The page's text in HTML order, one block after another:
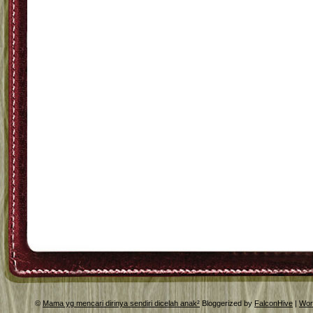
© Mama yg mencari dirinya sendiri dicelah anak² Bloggerized by FalconHive